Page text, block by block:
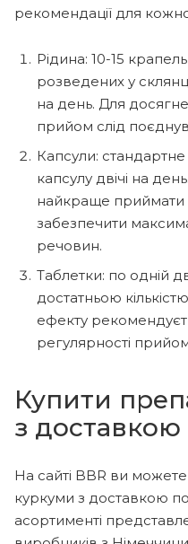
рекомендації для
Рідина: 10-15
розведених у
на день. Для
прийом слід
Капсули:
капсулу двічі на
найкраще приймати
забезпечити
речовин.
Таблетки: по одній
достатньою
ефекту
регулярності
Купити
з доставкою
На сайті BBR ви
куркуми з доставкою
асортименті